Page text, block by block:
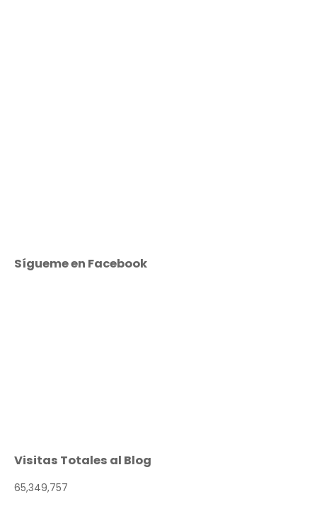
Sígueme en Facebook
Visitas Totales al Blog
65,349,757